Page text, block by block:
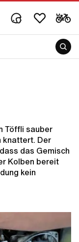
Töffli sauber
knattert. Der
das Gemisch
Kolben bereit
kein